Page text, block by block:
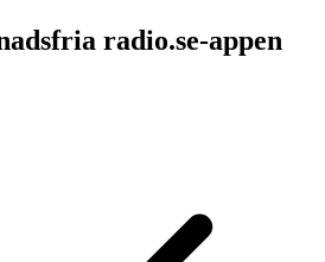
radio.se-appen